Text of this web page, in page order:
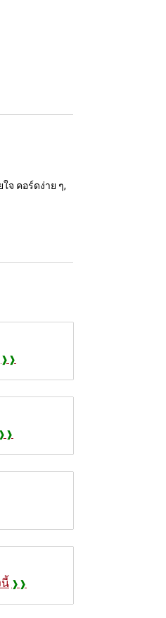
จ คอร์ดง่าย ๆ,
นี้